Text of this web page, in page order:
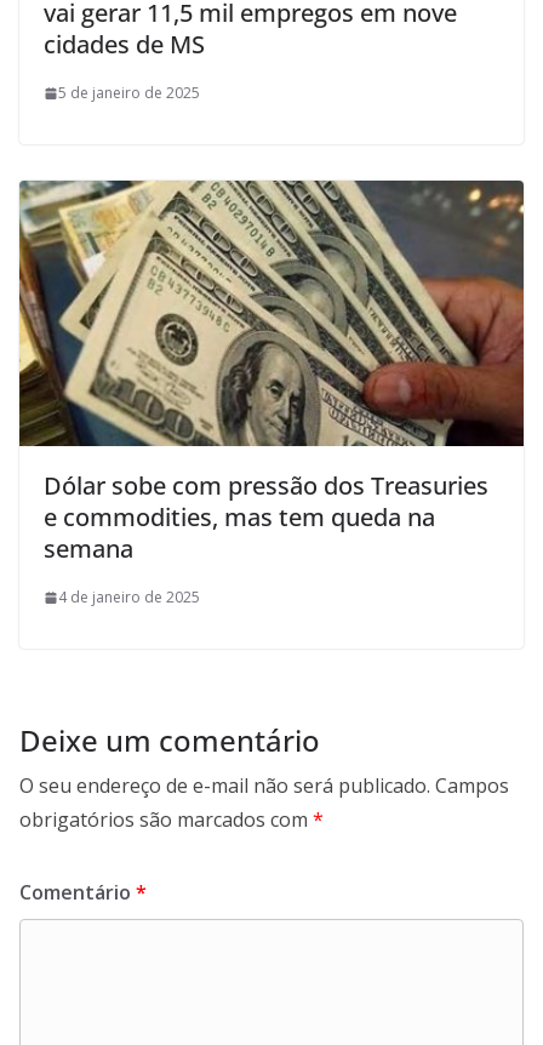
vai gerar 11,5 mil empregos em nove
cidades de MS
5 de janeiro de 2025
Dólar sobe com pressão dos Treasuries
e commodities, mas tem queda na
semana
4 de janeiro de 2025
Deixe um comentário
O seu endereço de e-mail não será publicado. Campos
obrigatórios são marcados com *
Comentário *